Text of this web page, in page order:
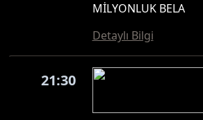
MİLYONLUK BELA
Detaylı Bilgi
21:30